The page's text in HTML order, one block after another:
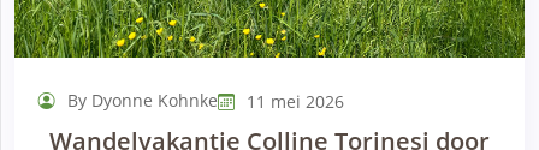
By Dyonne Kohnke 11 mei 2026
Wandelvakantie Colline Torinesi door